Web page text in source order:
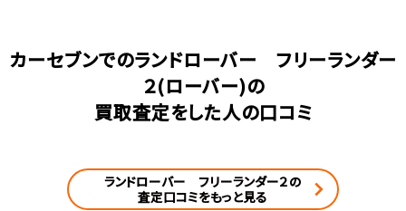
カーセブンでのランドローバー フリーランダー
２(ローバー)の
買取査定をした人の口コミ
ランドローバー フリーランダー２の
査定口コミをもっと見る